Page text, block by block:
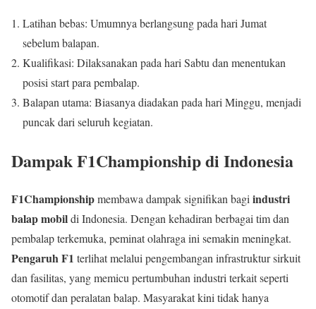
Latihan bebas: Umumnya berlangsung pada hari Jumat
sebelum balapan.
Kualifikasi: Dilaksanakan pada hari Sabtu dan menentukan
posisi start para pembalap.
Balapan utama: Biasanya diadakan pada hari Minggu, menjadi
puncak dari seluruh kegiatan.
Dampak F1Championship di Indonesia
F1Championshipmembawa dampak signifikan bagiindustri
balap mobildi Indonesia. Dengan kehadiran berbagai tim dan
pembalap terkemuka, peminat olahraga ini semakin meningkat.
Pengaruh F1 terlihat melalui pengembangan infrastruktur sirkuit
dan fasilitas, yang memicu pertumbuhan industri terkait seperti
otomotif dan peralatan balap. Masyarakat kini tidak hanya